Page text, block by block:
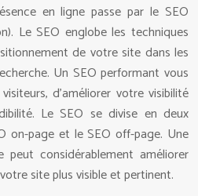
en ligne passe par le SEO
Le SEO englobe les techniques
de votre site dans les
Un SEO performant vous
d’améliorer votre visibilité
Le SEO se divise en deux
on-page et le SEO off-page. Une
peut considérablement améliorer
site plus visible et pertinent.